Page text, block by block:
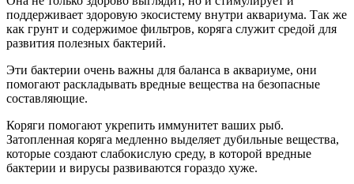
поддерживает здоровую экосистему внутри аквариума. Так же
как грунт и содержимое фильтров, коряга служит средой для
развития полезных бактерий.
Эти бактерии очень важны для баланса в аквариуме, они
помогают раскладывать вредные вещества на безопасные
составляющие.
Коряги помогают укрепить иммунитет ваших рыб.
Затопленная коряга медленно выделяет дубильные вещества,
которые создают слабокислую среду, в которой вредные
бактерии и вирусы развиваются гораздо хуже.